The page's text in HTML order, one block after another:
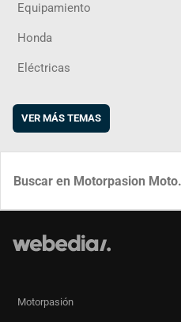
Equipamiento
Honda
Eléctricas
VER MÁS TEMAS
Motorpasión